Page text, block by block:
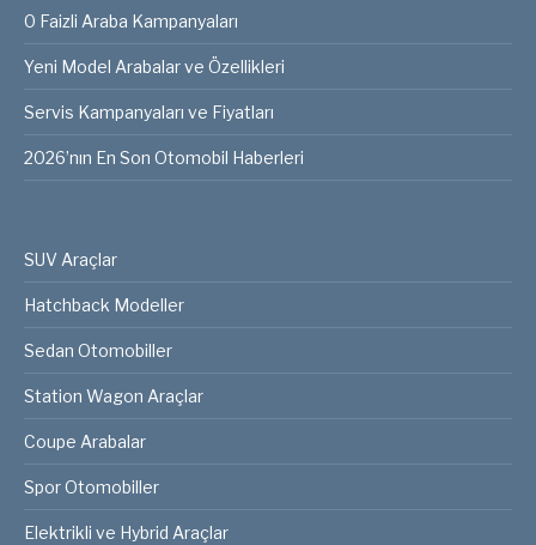
0 Faizli Araba Kampanyaları
Yeni Model Arabalar ve Özellikleri
Servis Kampanyaları ve Fiyatları
2026’nın En Son Otomobil Haberleri
SUV Araçlar
Hatchback Modeller
Sedan Otomobiller
Station Wagon Araçlar
Coupe Arabalar
Spor Otomobiller
Elektrikli ve Hybrid Araçlar